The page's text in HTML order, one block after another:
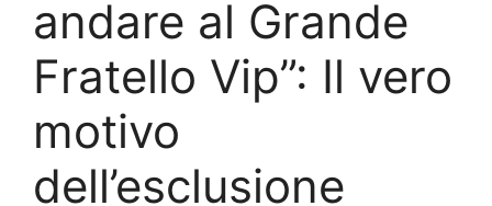
andare al Grande
Fratello Vip”: Il vero
motivo
dell’esclusione